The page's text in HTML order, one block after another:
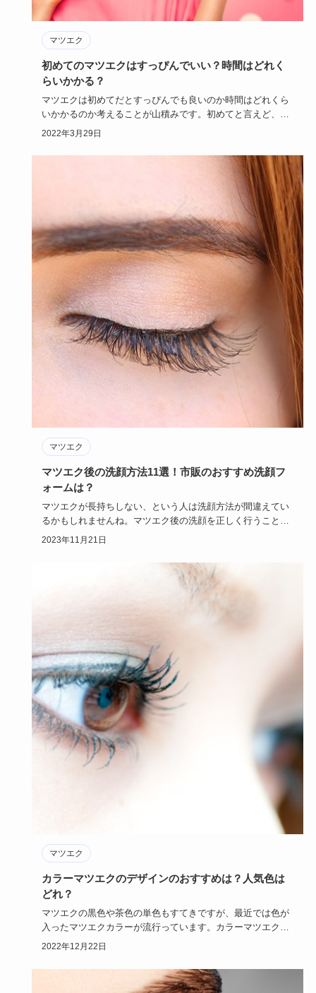
マツエク
初めてのマツエクはすっぴんでいい？時間はどれく
らいかかる？
マツエクは初めてだとすっぴんでも良いのか時間はどれくら
いかかるのか考えることが山積みです。初めてと言えど、失
敗をして恥ずか…
2022年3月29日
マツエク
マツエク後の洗顔方法11選！市販のおすすめ洗顔フ
ォームは？
マツエクが長持ちしない、という人は洗顔方法が間違えてい
るかもしれませんね。マツエク後の洗顔を正しく行うこと
で、マツエクが長…
2023年11月21日
マツエク
カラーマツエクのデザインのおすすめは？人気色は
どれ？
マツエクの黒色や茶色の単色もすてきですが、最近では色が
入ったマツエクカラーが流行っています。カラーマツエクの
いいところは目…
2022年12月22日